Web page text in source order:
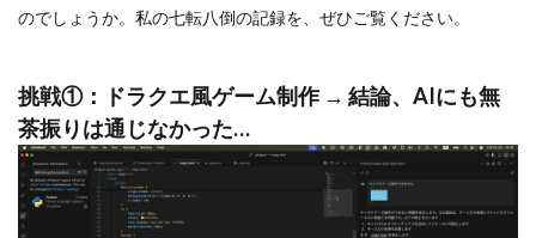
のでしょうか。私の七転八倒の記録を、ぜひご覧ください。
挑戦①：ドラクエ風ゲーム制作 → 結論、AIにも無
茶振りは通じなかった…